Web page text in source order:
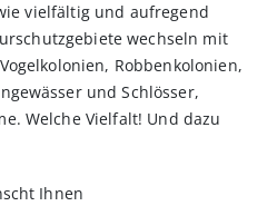
vielfältig und aufregend
wechseln mit
Robbenkolonien,
und Schlösser,
Welche Vielfalt! Und dazu
Ihnen